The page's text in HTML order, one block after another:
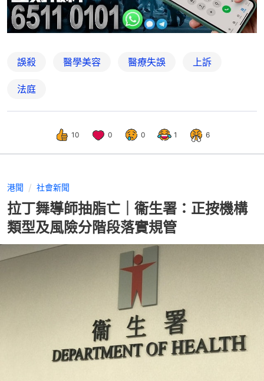
誤殺 醫學美容 醫療失誤 上訴
法庭
10 0 0 1 6
港聞 社會新聞
拉丁舞導師抽脂亡｜衞生署：正按機構
類型及風險分階段落實規管